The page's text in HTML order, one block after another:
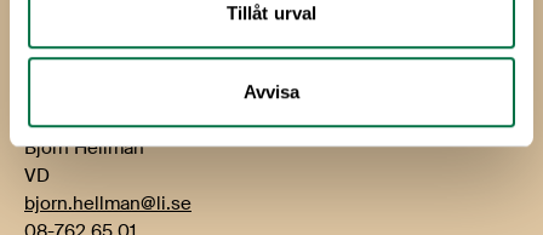
Tillåt urval
Avvisa
Björn Hellman
VD
bjorn.hellman@li.se